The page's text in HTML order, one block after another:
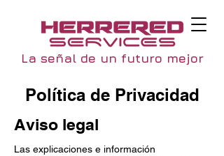
La señal de un futuro mejor
Política de Privacidad
Aviso legal
Las explicaciones e información